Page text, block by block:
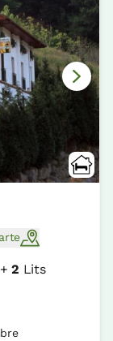
+2 Lits